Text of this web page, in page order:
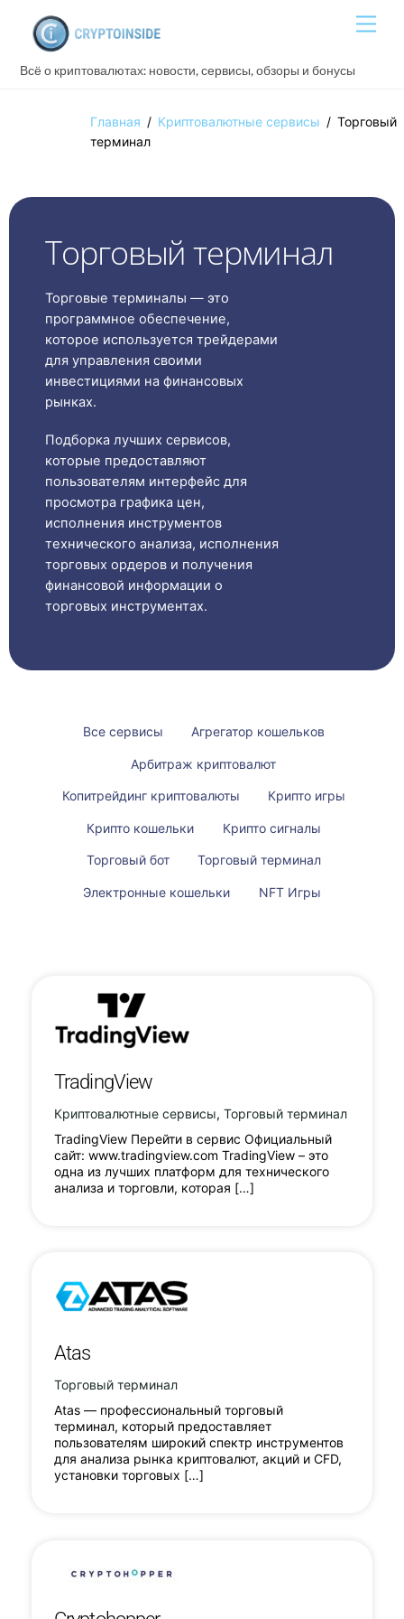
content
Всё о криптовалютах: новости, сервисы, обзоры и бонусы
Главная / Криптовалютные сервисы / Торговый
терминал
Торговый терминал
Торговые терминалы — это
программное обеспечение,
которое используется трейдерами
для управления своими
инвестициями на финансовых
рынках.
Подборка лучших сервисов,
которые предоставляют
пользователям интерфейс для
просмотра графика цен,
исполнения инструментов
технического анализа, исполнения
торговых ордеров и получения
финансовой информации о
торговых инструментах.
Все сервисы Агрегатор кошельков
Арбитраж криптовалют
Копитрейдинг криптовалюты Крипто игры
Крипто кошельки Крипто сигналы
Торговый бот Торговый терминал
Электронные кошельки NFT Игры
TradingView
Криптовалютные сервисы, Торговый терминал
TradingView Перейти в сервис Официальный
сайт: www.tradingview.com TradingView – это
одна из лучших платформ для технического
анализа и торговли, которая […]
Atas
Торговый терминал
Atas — профессиональный торговый
терминал, который предоставляет
пользователям широкий спектр инструментов
для анализа рынка криптовалют, акций и CFD,
установки торговых […]